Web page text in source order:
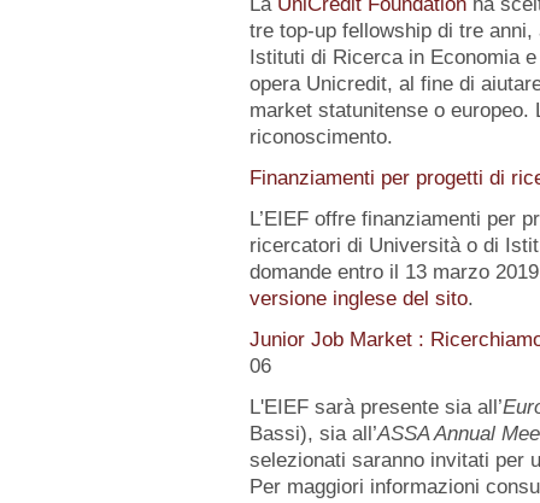
tre top-up fellowship di tre
Istituti di Ricerca in Economia
opera Unicredit, al fine di
market statunitense o europeo.
riconoscimento.
Finanziamenti per progetti di
L’EIEF offre finanziamenti per
ricercatori di Università o di
domande entro il 13 marzo
versione inglese del sito.
Junior Job Market :
06
L'EIEF sarà presente sia all’
Bassi), sia all’ASSA Annual
selezionati saranno invitati per
Per maggiori informazioni